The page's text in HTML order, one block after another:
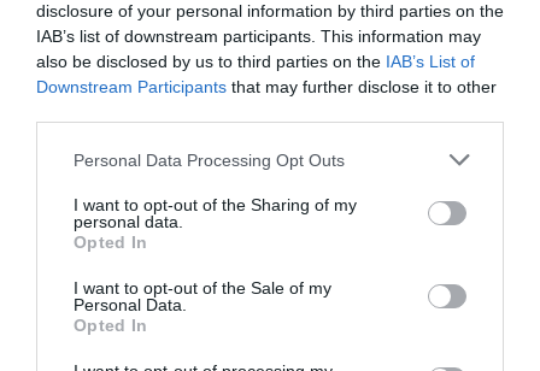
disclosure of your personal information by third parties on the
IAB’s list of downstream participants. This information may
also be disclosed by us to third parties on the IAB’s List of
Downstream Participants that may further disclose it to other
Please note that this website/app uses one or more Google
not limited to your visit or usage behaviour. You may click to
grant or deny consent to Google and its third-party tags to
use your data for below specified purposes in below Google
consent section.
Personal Data Processing Opt Outs
I want to opt-out of the Sharing of my
personal data.
Opted In
I want to opt-out of the Sale of my
Personal Data.
Opted In
ΔΙΑΒΑΣΤΕ ΚΑΙ ΤΑ ΠΑΡΑΚΑΤΩ
Κλασικός Δεκαπενταύγουστος με ηλιοφάνεια, υψηλές
θερμοκρασίες και ισχυρά μελτέμια την εβδομάδα
που έρχεται